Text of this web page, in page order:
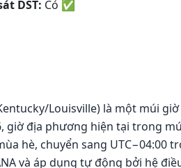
DST: Có ✅
Louisville) là một múi giờ
giờ địa phương hiện tại trong
hè, chuyển sang UTC−04:00
và áp dụng tự động bởi hệ